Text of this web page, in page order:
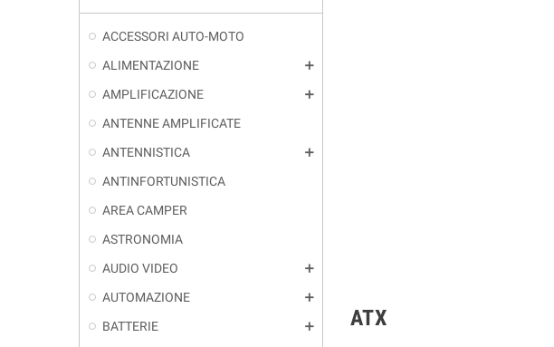
ACCESSORI AUTO-MOTO
ALIMENTAZIONE
add
AMPLIFICAZIONE add
ANTENNE AMPLIFICATE
ANTENNISTICA
add
ANTINFORTUNISTICA
AREA CAMPER
ASTRONOMIA
AUDIO VIDEO
add
AUTOMAZIONE add
BATTERIE add ATX